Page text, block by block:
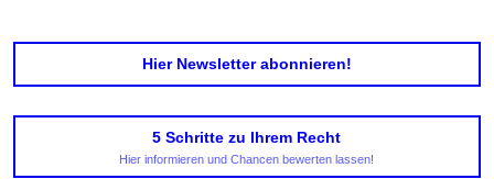
Hier Newsletter abonnieren!
5 Schritte zu Ihrem Recht
Hier informieren und Chancen bewerten lassen!